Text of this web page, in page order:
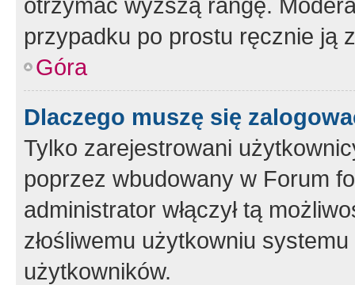
przypadku po prostu ręcznie ją
Góra
Dlaczego muszę się
Tylko zarejestrowani
poprzez wbudowany w Forum
administrator włączył tą
złośliwemu użytkowniu
użytkowników.